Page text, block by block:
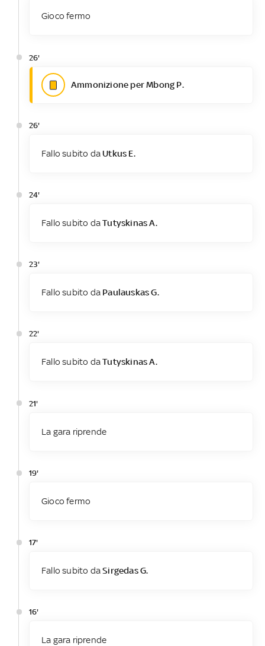
Gioco fermo
26'
Ammonizione per Mbong P.
26'
Fallo subito daUtkus E.
24'
Fallo subito daTutyskinas A.
23'
Fallo subito da Paulauskas G.
22'
Fallo subito daTutyskinas A.
21'
La gara riprende
19'
Gioco fermo
17'
Fallo subito daSirgedas G.
16'
La gara riprende